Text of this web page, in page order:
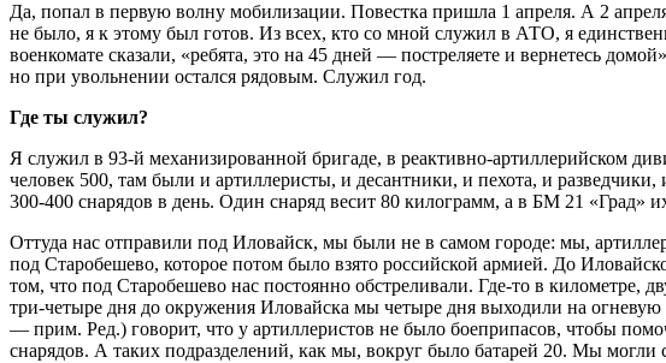
Да, попал в первую волну мобилизации. Повестка пришла 1 апреля. А 2
не было, я к этому был готов. Из всех, кто со мной служил в АТО, я
военкомате сказали, «ребята, это на 45 дней — постреляете и вернетесь
но при увольнении остался рядовым. Служил год.
Где ты служил?
Я служил в 93-й механизированной бригаде, в реактивно-артиллерийском
человек 500, там были и артиллеристы, и десантники, и пехота, и
300-400 снарядов в день. Один снаряд весит 80 килограмм, а в БМ 21
Оттуда нас отправили под Иловайск, мы были не в самом городе: мы,
под Старобешево, которое потом было взято российской армией. До
том, что под Старобешево нас постоянно обстреливали. Где-то в километре,
три-четыре дня до окружения Иловайска мы четыре дня выходили на
— прим. Ред.) говорит, что у артиллеристов не было боеприпасов, чтобы
снарядов. А таких подразделений, как мы, вокруг было батарей 20. Мы могли